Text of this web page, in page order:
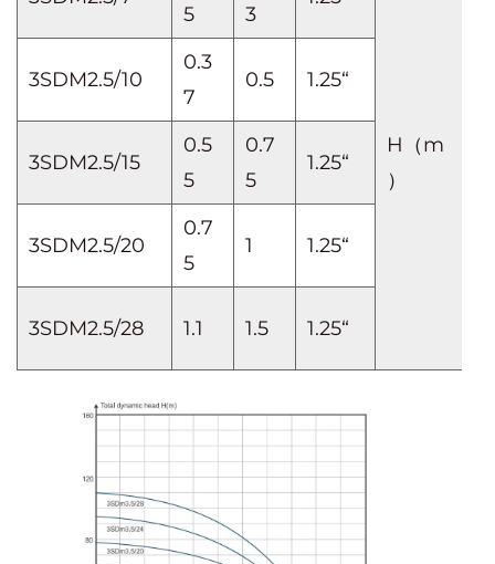
5 3
H（m
）
3SDM2.5/10
0.3
7
0.5 1.25“
3SDM2.5/15
0.5
5
0.7
5
1.25“
3SDM2.5/20
0.7
5
1 1.25“
3SDM2.5/28 1.1 1.5 1.25“